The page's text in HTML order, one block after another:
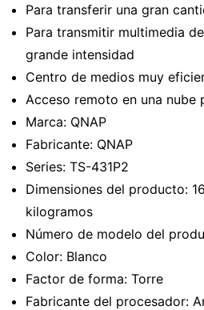
Para transferir una gran
Para transmitir multimedia
grande intensidad
Centro de medios muy
Acceso remoto en una nube
Marca: ‎QNAP
Fabricante: ‎QNAP
Series: ‎TS-431P2
Dimensiones del producto:
kilogramos
Número de modelo del
Color: ‎Blanco
Factor de forma: ‎Torre
Fabricante del procesador: